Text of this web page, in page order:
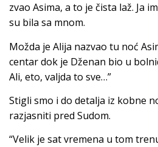
zvao Asima, a to je čista laž. Ja
su bila sa mnom.
Možda je Alija nazvao tu noć
centar dok je Dženan bio u
Ali, eto, valjda to sve…”
Stigli smo i do detalja iz kobne
razjasniti pred Sudom.
“Velik je sat vremena u tom